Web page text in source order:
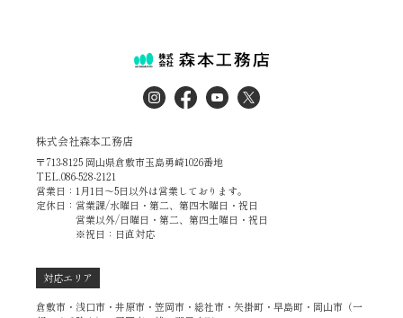
株式会社森本工務店
〒713-8125 岡山県倉敷市玉島勇崎1026番地
TEL.086-528-2121
営業日：1月1日～5日以外は営業しております。
定休日：営業課/水曜日・第二、第四木曜日・祝日
営業以外/日曜日・第二、第四土曜日・祝日
※祝日：日直対応
対応エリア
倉敷市・浅口市・井原市・笠岡市・総社市・矢掛町・早島町・岡山市（一